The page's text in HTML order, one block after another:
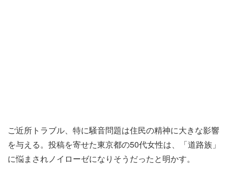
ご近所トラブル、特に騒音問題は住民の精神に大きな影響
を与える。投稿を寄せた東京都の50代女性は、「道路族」
に悩まされノイローゼになりそうだったと明かす。